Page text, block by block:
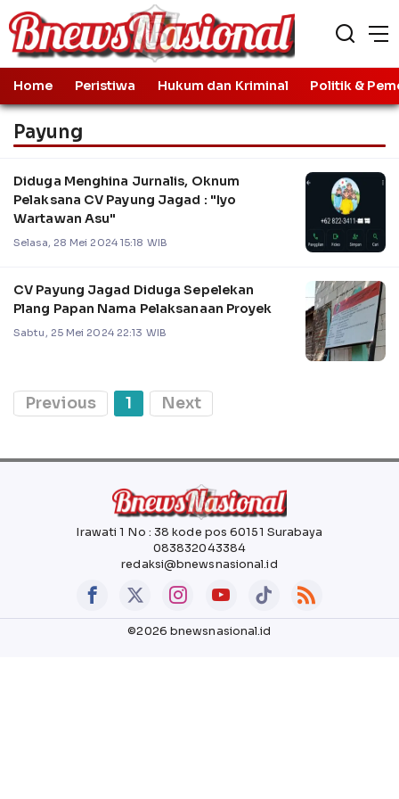
Home Peristiwa Hukum dan Kriminal Politik &
Payung
Diduga Menghina Jurnalis, Oknum
Pelaksana CV Payung Jagad : "Iyo
Wartawan Asu"
Selasa, 28 Mei 2024 15:18 WIB
CV Payung Jagad Diduga Sepelekan
Plang Papan Nama Pelaksanaan Proyek
Sabtu, 25 Mei 2024 22:13 WIB
Previous 1 Next
Irawati 1 No : 38 kode pos 60151 Surabaya
083832043384
redaksi@bnewsnasional.id
©2026 bnewsnasional.id